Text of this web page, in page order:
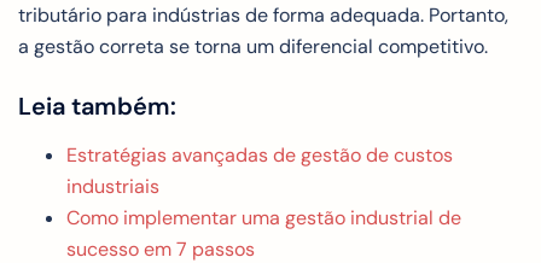
tributário para indústrias de forma adequada. Portanto,
a gestão correta se torna um diferencial competitivo.
Leia também:
Estratégias avançadas de gestão de custos
industriais
Como implementar uma gestão industrial de
sucesso em 7 passos